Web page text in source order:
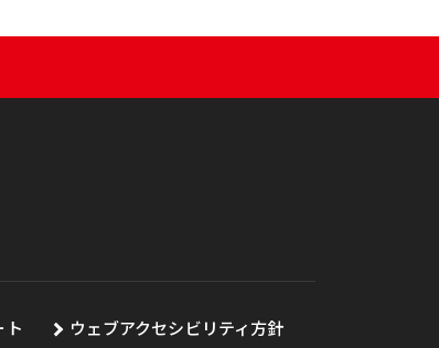
ト ウェブアクセシビリティ方針